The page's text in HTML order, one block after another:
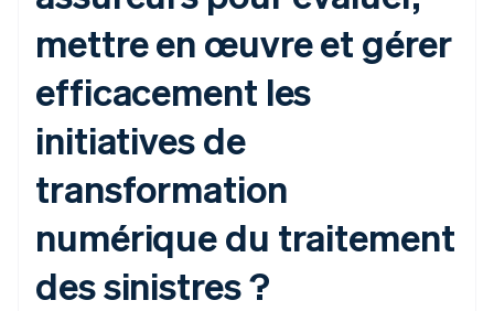
mettre en œuvre et gérer
efficacement les
initiatives de
transformation
numérique du traitement
des sinistres ?